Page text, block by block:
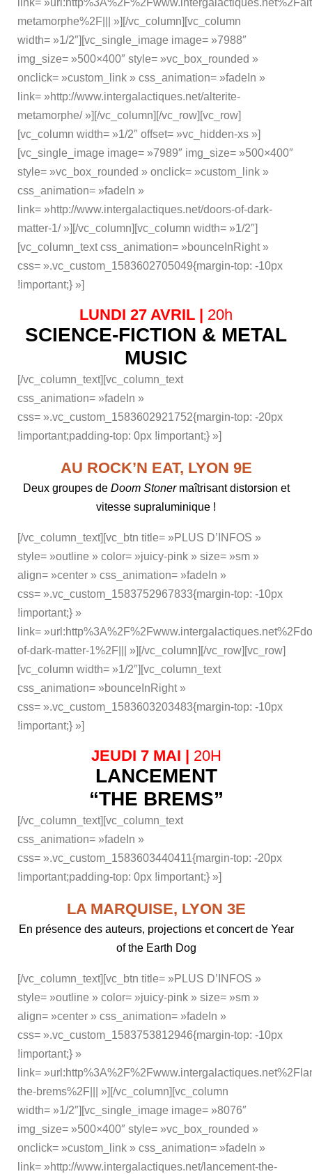
link=
metamorphe%2F||| »][/vc_column][vc_column
width= »1/2″][vc_single_image image= »7988″
img_size= »500×400″ style= »vc_box_rounded »
onclick= »custom_link » css_animation= »fadeIn »
link= »http://www.intergalactiques.net/alterite-
metamorphe/ »][/vc_column][/vc_row][vc_row]
[vc_column width= »1/2″ offset= »vc_hidden-xs »]
[vc_single_image image= »7989″ img_size= »500×400″
style= »vc_box_rounded » onclick= »custom_link »
css_animation= »fadeIn »
link= »http://www.intergalactiques.net/doors-of-dark-
matter-1/ »][/vc_column][vc_column width= »1/2″]
[vc_column_text css_animation= »bounceInRight »
css= ».vc_custom_1583602705049{margin-top: -10px
!important;} »]
LUNDI 27 AVRIL | 20h
SCIENCE-FICTION & METAL
MUSIC
[/vc_column_text][vc_column_text
css_animation= »fadeIn »
css= ».vc_custom_1583602921752{margin-top: -20px
!important;padding-top: 0px !important;} »]
AU ROCK’N EAT, LYON 9E
Deux groupes de Doom Stonermaîtrisant distorsion et
vitesse supraluminique !
[/vc_column_text][vc_btn title= »PLUS D’INFOS »
style= »outline » color= »juicy-pink » size= »sm »
align= »center » css_animation= »fadeIn »
css= ».vc_custom_1583752967833{margin-top: -10px
!important;} »
link=
of-dark-matter-1%2F||| »][/vc_column][/vc_row][vc_row]
[vc_column width= »1/2″][vc_column_text
css_animation= »bounceInRight »
css= ».vc_custom_1583603203483{margin-top: -10px
!important;} »]
JEUDI 7 MAI | 20H
LANCEMENT
“THE BREMS”
[/vc_column_text][vc_column_text
css_animation= »fadeIn »
css= ».vc_custom_1583603440411{margin-top: -20px
!important;padding-top: 0px !important;} »]
LA MARQUISE, LYON 3E
En présence des auteurs, projections et concert de Year
of the Earth Dog
[/vc_column_text][vc_btn title= »PLUS D’INFOS »
style= »outline » color= »juicy-pink » size= »sm »
align= »center » css_animation= »fadeIn »
css= ».vc_custom_1583753812946{margin-top: -10px
!important;} »
link=
the-brems%2F||| »][/vc_column][vc_column
width= »1/2″][vc_single_image image= »8076″
img_size= »500×400″ style= »vc_box_rounded »
onclick= »custom_link » css_animation= »fadeIn »
link= »http://www.intergalactiques.net/lancement-the-